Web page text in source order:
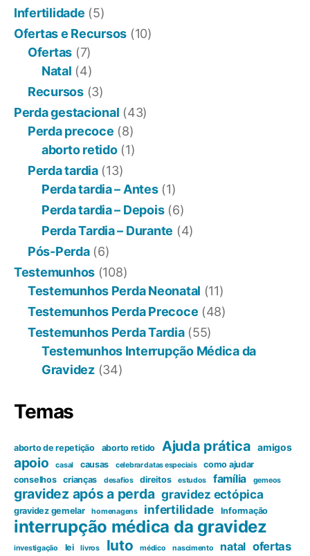
Infertilidade (5)
Ofertas e Recursos (10)
Ofertas (7)
Natal (4)
Recursos(3)
Perda gestacional (43)
Perda precoce (8)
aborto retido(1)
Perda tardia(13)
Perda tardia – Antes(1)
Perda tardia – Depois(6)
Perda Tardia – Durante (4)
Pós-Perda(6)
Testemunhos (108)
Testemunhos Perda Neonatal (11)
Testemunhos Perda Precoce (48)
Testemunhos Perda Tardia(55)
Testemunhos Interrupção Médica da
Gravidez(34)
Temas
aborto de repetição aborto retido Ajuda prática amigos
apoio casal causas celebrar datas especiais
como ajudar
conselhos
crianças desafios direitos estudos família gemeos
gravidez após a perda gravidez ectópica
gravidez gemelar homenagens infertilidade Informação
interrupção médica da gravidez
investigação lei livros luto médico nascimento natal ofertas